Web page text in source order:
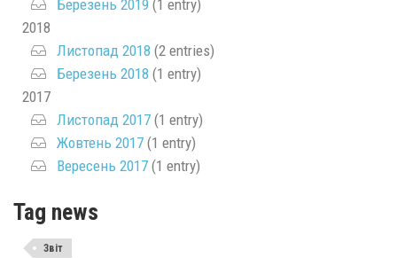
Березень 2019 (1 entry)
2018
Листопад 2018 (2 entries)
Березень 2018 (1 entry)
2017
Листопад 2017 (1 entry)
Жовтень 2017 (1 entry)
Вересень 2017 (1 entry)
Tag news
Звіт